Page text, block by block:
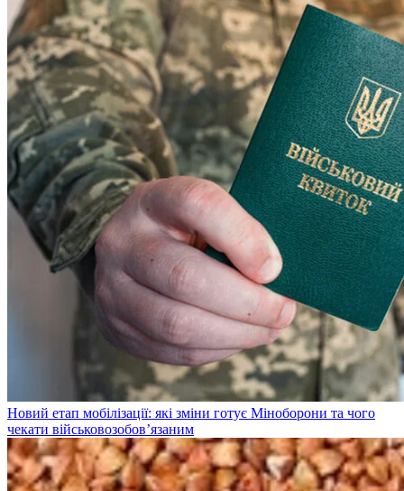
Новий етап мобілізації: які зміни готує Міноборони та чого
чекати військовозобов’язаним